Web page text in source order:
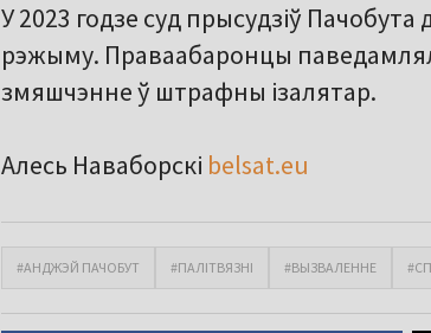
У 2023 годзе суд прысудзіў Пачобута
рэжыму. Праваабаронцы
змяшчэнне ў штрафны ізалятар.
Алесь Наваборскі belsat.eu
#АНДЖЭЙ ПАЧОБУТ #ПАЛІТВЯЗНІ #ВЫЗВАЛЕННЕ